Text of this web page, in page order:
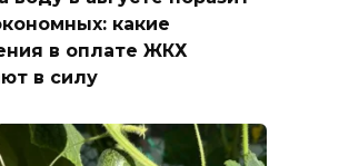
какие
в оплате ЖКХ
в силу